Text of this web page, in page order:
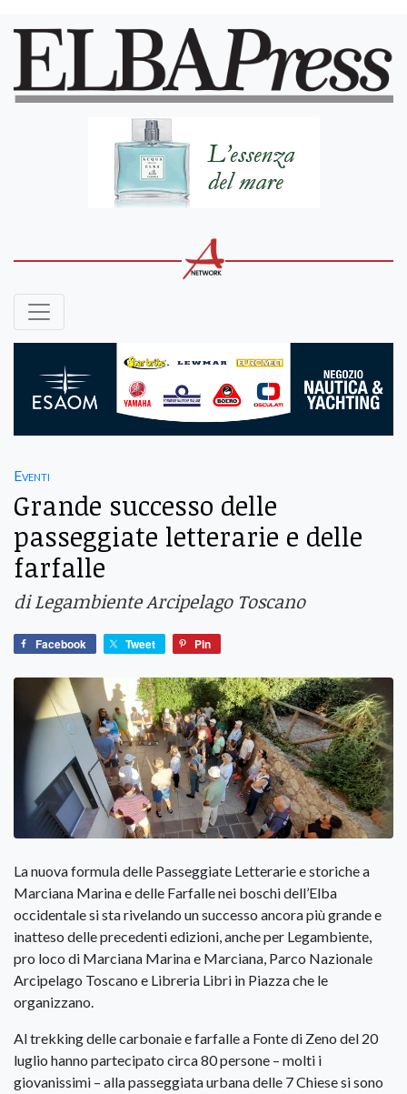
Eventi
Grande successo delle
passeggiate letterarie e delle
farfalle
di Legambiente Arcipelago Toscano
Facebook Tweet Pin
La nuova formula delle Passeggiate Letterarie e storiche a
Marciana Marina e delle Farfalle nei boschi dell’Elba
occidentale si sta rivelando un successo ancora più grande e
inatteso delle precedenti edizioni, anche per Legambiente,
pro loco di Marciana Marina e Marciana, Parco Nazionale
Arcipelago Toscano e Libreria Libri in Piazza che le
organizzano.
Al trekking delle carbonaie e farfalle a Fonte di Zeno del 20
luglio hanno partecipato circa 80 persone – molti i
giovanissimi – alla passeggiata urbana delle 7 Chiese si sono